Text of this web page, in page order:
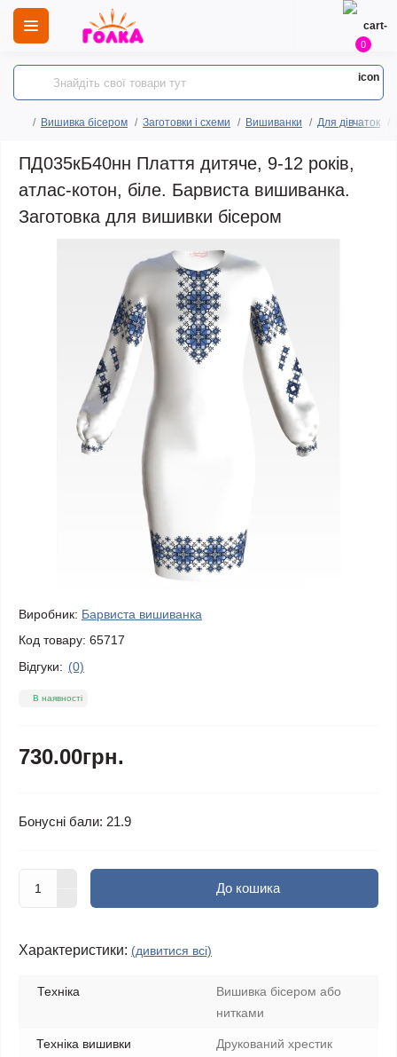
0
Вишивка бісером Заготовки і схеми Вишиванки Для дівчаток
ПД035кБ40нн Плаття дитяче, 9-12 років,
атлас-котон, біле. Барвиста вишиванка.
Заготовка для вишивки бісером
Виробник: Барвиста вишиванка
Код товару: 65717
Відгуки: (0)
В наявності
730.00грн.
Бонусні бали: 21.9
До кошика
Характеристики: (дивитися всі)
Техніка
Вишивка бісером або
нитками
Техніка вишивки
Друкований хрестик